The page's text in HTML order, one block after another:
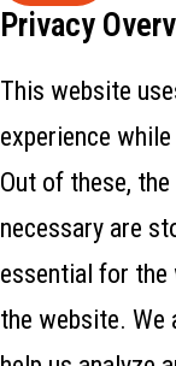
Privacy
This website
experience
Out of these,
necessary are
essential for
the website.